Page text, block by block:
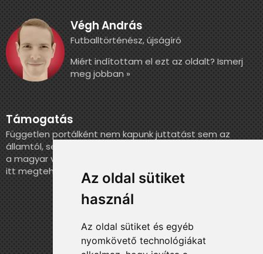
Az oldal sütiket
használ
Az oldal sütiket és egyéb
nyomkövető technológiákat
Végh András
Futballtörténész, újságíró
Miért indítottam el ezt az oldalt? Ismerj
meg jobban »
Támogatás
Független portálként nem kapunk juttatást sem az
államtól, sem más szervezettől. Ha szeretnél segíteni
a magyar válogatott történelmének feldolgozásában,
itt megteheted.